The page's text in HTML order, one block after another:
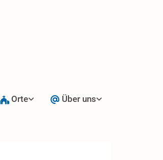
Orte Über uns